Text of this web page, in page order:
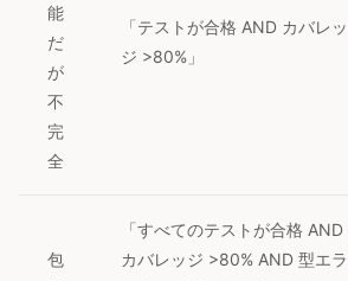
能
だ
が
不
完
全
「テストが合格 AND カバレッ
ジ >80%」
包
「すべてのテストが合格 AND
カバレッジ >80% AND 型エラ